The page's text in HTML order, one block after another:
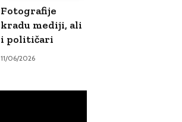
Fotografije
kradu mediji, ali
i političari
11/06/2026